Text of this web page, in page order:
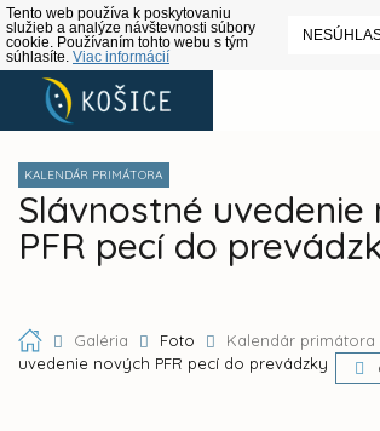
Tento web používa k poskytovaniu
služieb a analýze návštevnosti súbory
cookie. Používaním tohto webu s tým
súhlasíte. Viac informácií
KALENDÁR PRIMÁTORA
Slávnostné uvedenie
PFR pecí do
Galéria Foto Kalendár primátora
uvedenie nových PFR pecí do prevádzky